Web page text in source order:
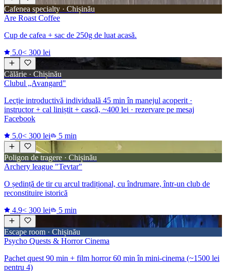
Cafenea specialty · Chișinău
Are Roast Coffee
Cup de cafea + sac de 250g de luat acasă.
5.0< 300 lei
Călărie · Chișinău
Clubul „Avangard"
Lecție introductivă individuală 45 min în manejul acoperit ·
instructor + cal liniștit + cască, ~400 lei · rezervare pe mesaj
Facebook
5.0< 300 lei 5 min
Poligon de tragere · Chișinău
Archery league "Tevtar"
O ședință de tir cu arcul tradițional, cu îndrumare, într-un club de
reconstituire istorică
4.9< 300 lei 5 min
Escape room · Chișinău
Psycho Quests & Horror Cinema
Pachet quest 90 min + film horror 60 min în mini-cinema (~1500 lei
pentru 4)